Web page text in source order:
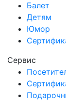
Балет
Детям
Юмор
Сервис